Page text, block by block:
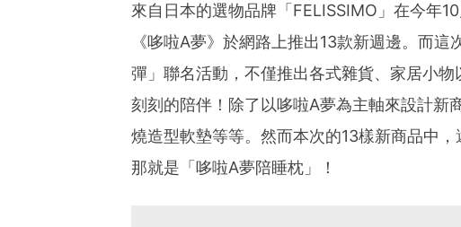
來自日本的選物品牌「FELISSIMO」在今年
《哆啦A夢》於網路上推出13款新週邊。而
彈」聯名活動，不僅推出各式雜貨、家居小
刻刻的陪伴！除了以哆啦A夢為主軸來設計新
燒造型軟墊等等。然而本次的13樣新商品中
那就是「哆啦A夢陪睡枕」！